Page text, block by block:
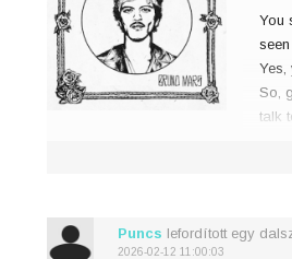
You
seen
Yes,
So,
talk
Puncs lefordított egy
2026-02-12 11:00:03